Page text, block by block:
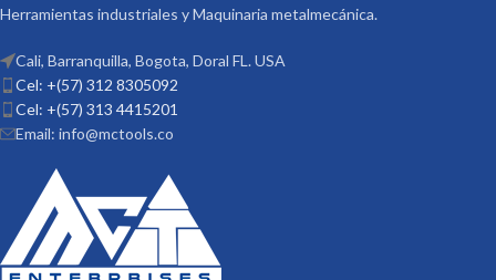
Herramientas industriales y Maquinaria metalmecánica.
Cali, Barranquilla, Bogota, Doral FL. USA
Cel: +(57) 312 8305092
Cel: +(57) 313 4415201
Email: info@mctools.co